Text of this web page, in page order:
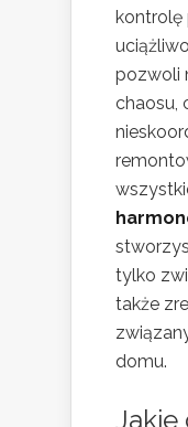
kontrolę
pozwoli
chaosu,
tylko
także
domu.
Jakie